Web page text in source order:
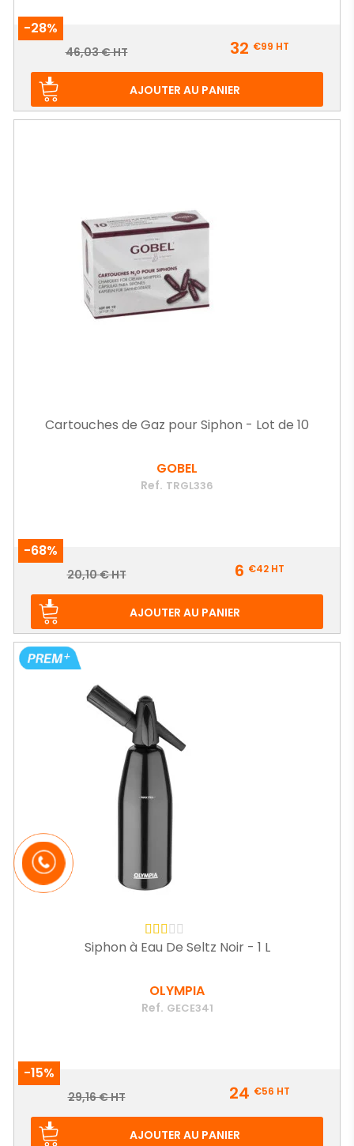
-28%
Prix
Prix
46,03 € HT 32 €99 HT
AJOUTER AU PANIER
Cartouches de Gaz pour Siphon - Lot de 10
GOBEL
Ref. TRGL336
-68%
Prix
Prix
20,10 € HT 6 €42HT
AJOUTER AU PANIER
Siphon à Eau De Seltz Noir - 1 L
OLYMPIA
Ref. GECE341
-15%
Prix
Prix
29,16 € HT 24 €56 HT
AJOUTER AU PANIER